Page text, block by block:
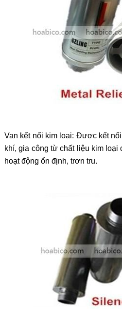
Van kết nối kim loại: Được kết
khí, gia công từ chất liệu kim loại
hoạt động ổn định, trơn tru.